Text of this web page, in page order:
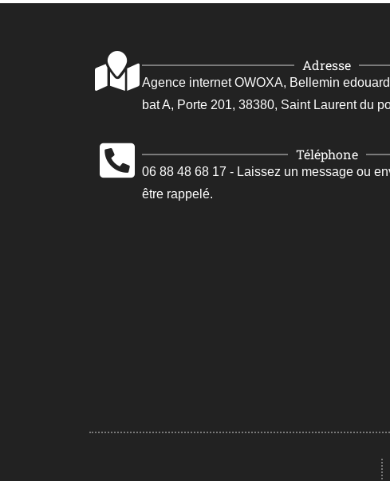
Adresse
Agence internet OWOXA, Bellemin
bat A, Porte 201, 38380, Saint Laurent du
Téléphone
06 88 48 68 17 - Laissez un message ou
être rappelé.